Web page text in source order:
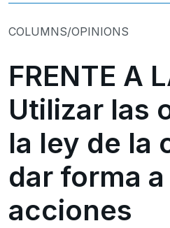
COLUMNS/OPINIONS
FRENTE A
Utilizar las
la ley de la
dar forma
acciones